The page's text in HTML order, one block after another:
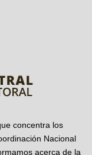
concentra los
Nacional
acerca de la